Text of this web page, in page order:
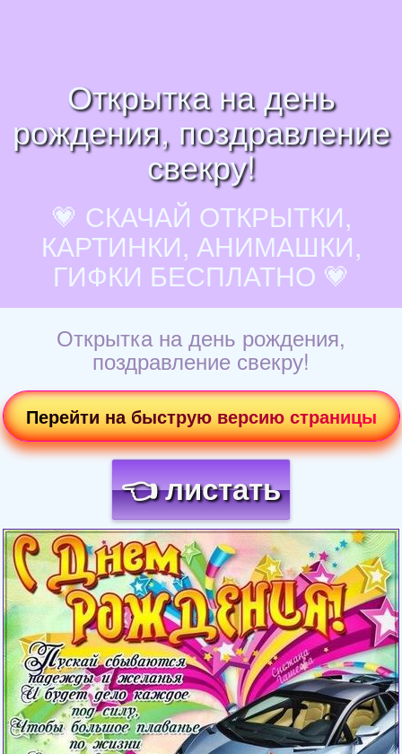
Открытка на день
рождения, поздравление
свекру!
💗 СКАЧАЙ ОТКРЫТКИ,
КАРТИНКИ, АНИМАШКИ,
ГИФКИ БЕСПЛАТНО 💗
Открытка на день рождения,
поздравление свекру!
Перейти на быструю версию страницы
👈 листать
Загрузка картинки...